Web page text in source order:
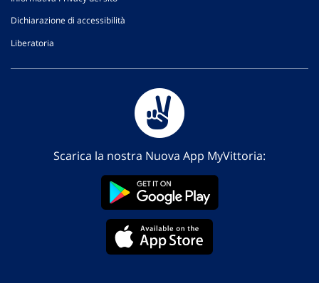
Dichiarazione di accessibilità
Liberatoria
Scarica la nostra Nuova App MyVittoria: